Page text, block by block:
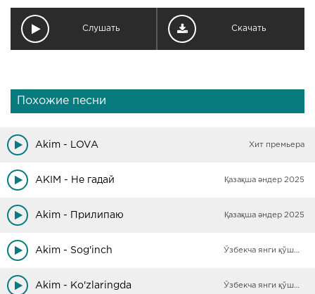
Слушать Скачать
Похожие песни
Akim - LOVA Хит премьера
AKIM - Не гадай Қазақша әндер 2025
Akim - Прилипаю Қазақша әндер 2025
Akim - Sog'inch Ўзбекча янги қўшиқлар
Akim - Ko'zlaringda Ўзбекча янги қўшиқлар